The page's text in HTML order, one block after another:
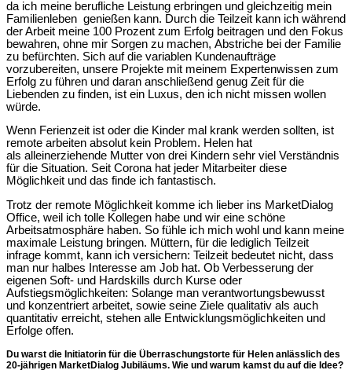
da ich meine berufliche Leistung erbringen und gleichzeitig mein
Familienleben genießen kann. Durch die Teilzeit kann ich während
der Arbeit meine 100 Prozent zum Erfolg beitragen und den Fokus
bewahren, ohne mir Sorgen zu machen, Abstriche bei der Familie
zu befürchten. Sich auf die variablen Kundenaufträge
vorzubereiten, unsere Projekte mit meinem Expertenwissen zum
Erfolg zu führen und daran anschließend genug Zeit für die
Liebenden zu finden, ist ein Luxus, den ich nicht missen wollen
würde.
Wenn Ferienzeit ist oder die Kinder mal krank werden sollten, ist
remote arbeiten absolut kein Problem. Helen hat
als alleinerziehende Mutter von drei Kindern sehr viel Verständnis
für die Situation. Seit Corona hat jeder Mitarbeiter diese
Möglichkeit und das finde ich fantastisch.
Trotz der remote Möglichkeit komme ich lieber ins MarketDialog
Office, weil ich tolle Kollegen habe und wir eine schöne
Arbeitsatmosphäre haben. So fühle ich mich wohl und kann meine
maximale Leistung bringen. Müttern, für die lediglich Teilzeit
infrage kommt, kann ich versichern: Teilzeit bedeutet nicht, dass
man nur halbes Interesse am Job hat. Ob Verbesserung der
eigenen Soft- und Hardskills durch Kurse oder
Aufstiegsmöglichkeiten: Solange man verantwortungsbewusst
und konzentriert arbeitet, sowie seine Ziele qualitativ als auch
quantitativ erreicht, stehen alle Entwicklungsmöglichkeiten und
Erfolge offen.
Du warst die Initiatorin für die Überraschungstorte für Helen anlässlich des
20-jährigen MarketDialog Jubiläums. Wie und warum kamst du auf die Idee?